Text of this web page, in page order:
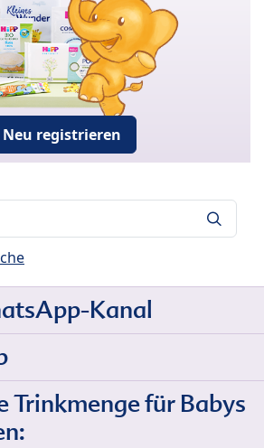
Neu registrieren
Kanal
Trinkmenge für Babys